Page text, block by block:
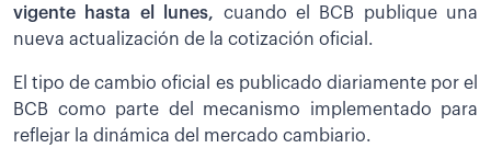
vigente hasta el lunes, cuando el BCB publique una
nueva actualización de la cotización oficial.
El tipo de cambio oficial es publicado diariamente por el
BCB como parte del mecanismo implementado para
reflejar la dinámica del mercado cambiario.